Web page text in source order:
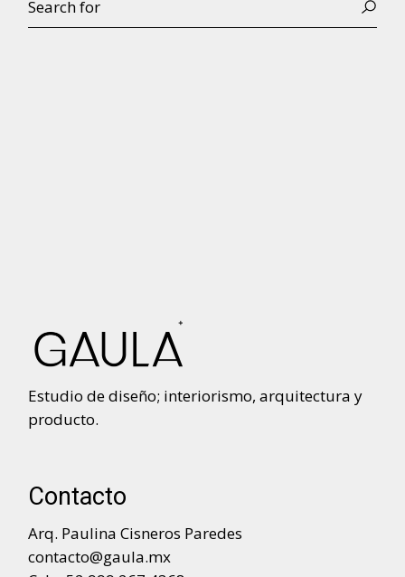
Estudio de diseño; interiorismo, arquitectura y
producto.
Contacto
Arq. Paulina Cisneros Paredes
contacto@gaula.mx